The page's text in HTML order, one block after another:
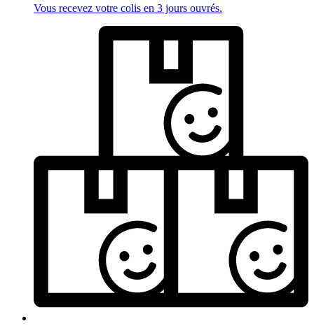
Vous recevez votre colis en 3 jours ouvrés.